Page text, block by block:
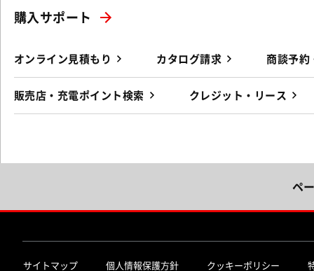
購入サポート
オンライン見積もり カタログ請求 商談予約
販売店・充電ポイント検索 クレジット・リース
ペ
サイトマップ 個人情報保護方針 クッキーポリシー